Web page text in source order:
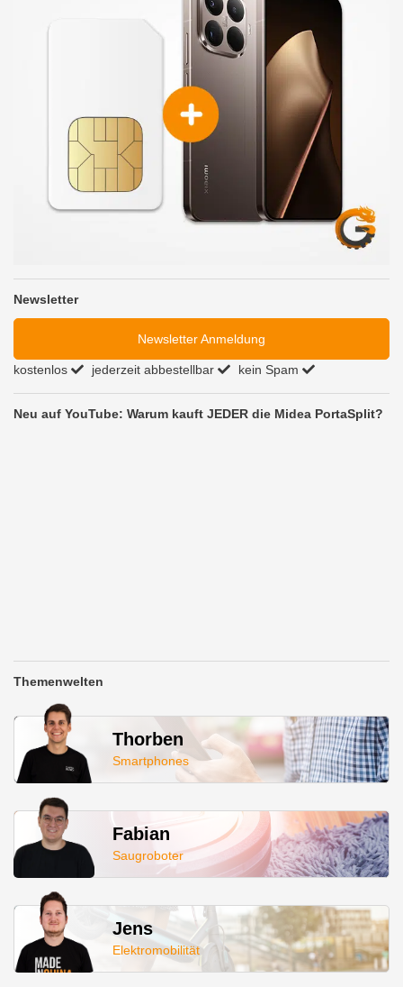
Newsletter
Newsletter Anmeldung
kostenlos jederzeit abbestellbar kein Spam
Neu auf YouTube: Warum kauft JEDER die Midea PortaSplit?
Themenwelten
Thorben
Smartphones
Fabian
Saugroboter
Jens
Elektromobilität